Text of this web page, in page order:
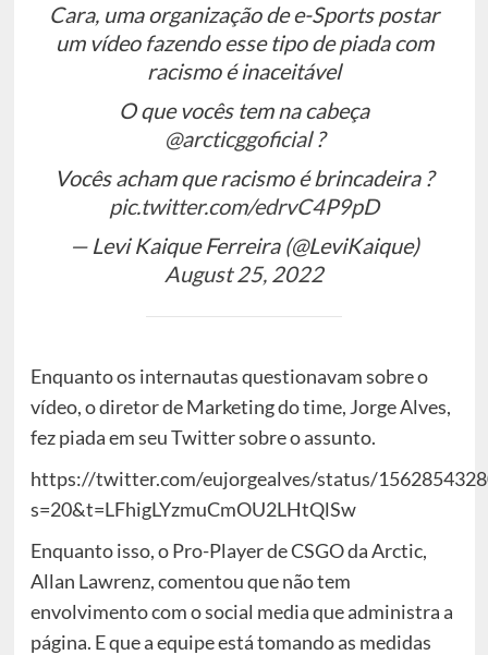
Cara, uma organização de e-Sports postar
um vídeo fazendo esse tipo de piada com
racismo é inaceitável
O que vocês tem na cabeça
@arcticggoficial?
Vocês acham que racismo é brincadeira ?
pic.twitter.com/edrvC4P9pD
— Levi Kaique Ferreira (@LeviKaique)
August 25, 2022
Enquanto os internautas questionavam sobre o
vídeo, o diretor de Marketing do time, Jorge Alves,
fez piada em seu Twitter sobre o assunto.
https://twitter.com/eujorgealves/status/
s=20&t=LFhigLYzmuCmOU2LHtQlSw
Enquanto isso, o Pro-Player de CSGO da Arctic,
Allan Lawrenz, comentou que não tem
envolvimento com o social media que administra a
página. E que a equipe está tomando as medidas